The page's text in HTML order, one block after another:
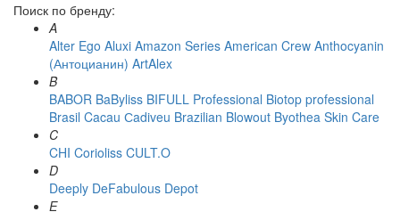
Поиск по бренду:
A
Alter Ego Aluxi Amazon Series American Crew Anthocyanin
(Антоцианин) ArtAlex
B
BABOR BaByliss BIFULL Professional Biotop professional
Brasil Cacau Сadiveu Brazilian Blowout Byothea Skin Care
C
CHI Corioliss CULT.O
D
Deeply DeFabulous Depot
E